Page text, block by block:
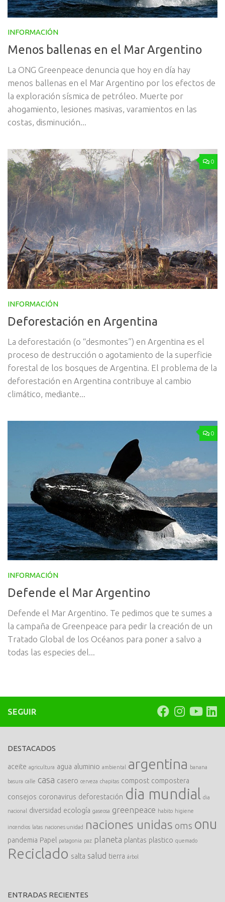
INFORMACIÓN
Menos ballenas en el Mar Argentino
La ONG Greenpeace denuncia que hoy en día hay
menos ballenas en el Mar Argentino por los efectos de
la exploración sísmica de petróleo. Muerte por
ahogamiento, lesiones masivas, varamientos en las
costas, disminución...
0
INFORMACIÓN
Deforestación en Argentina
La deforestación (o “desmontes”) en Argentina es el
proceso de destrucción o agotamiento de la superficie
forestal de los bosques de Argentina. El problema de la
deforestación en Argentina contribuye al cambio
climático,​ mediante...
0
INFORMACIÓN
Defende el Mar Argentino
Defende el Mar Argentino. Te pedimos que te sumes a
la campaña de Greenpeace para pedir la creación de un
Tratado Global de los Océanos para poner a salvo a
todas las especies del...
SEGUIR
DESTACADOS
aceite agricultura agua aluminio ambiental argentina banana
basura calle casa casero cerveza chapitas compost compostera
consejos coronavirus deforestación dia mundial dia
nacional diversidad ecología gaseosa greenpeace habito higiene
incendios latas naciones unidad naciones unidas oms onu
pandemia Papel patagonia paz planeta plantas plastico quemado
Reciclado salta salud tierra árbol
ENTRADAS RECIENTES